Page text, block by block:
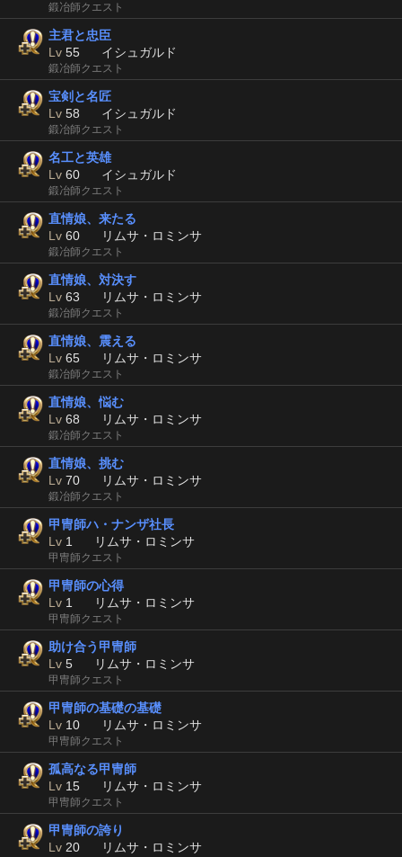
鍛冶師クエスト
主君と忠臣
Lv 55 イシュガルド
鍛冶師クエスト
宝剣と名匠
Lv 58 イシュガルド
鍛冶師クエスト
名工と英雄
Lv 60 イシュガルド
鍛冶師クエスト
直情娘、来たる
Lv 60 リムサ・ロミンサ
鍛冶師クエスト
直情娘、対決す
Lv 63 リムサ・ロミンサ
鍛冶師クエスト
直情娘、震える
Lv 65 リムサ・ロミンサ
鍛冶師クエスト
直情娘、悩む
Lv 68 リムサ・ロミンサ
鍛冶師クエスト
直情娘、挑む
Lv 70 リムサ・ロミンサ
鍛冶師クエスト
甲冑師ハ・ナンザ社長
Lv 1 リムサ・ロミンサ
甲冑師クエスト
甲冑師の心得
Lv 1 リムサ・ロミンサ
甲冑師クエスト
助け合う甲冑師
Lv 5 リムサ・ロミンサ
甲冑師クエスト
甲冑師の基礎の基礎
Lv 10 リムサ・ロミンサ
甲冑師クエスト
孤高なる甲冑師
Lv 15 リムサ・ロミンサ
甲冑師クエスト
甲冑師の誇り
Lv 20 リムサ・ロミンサ